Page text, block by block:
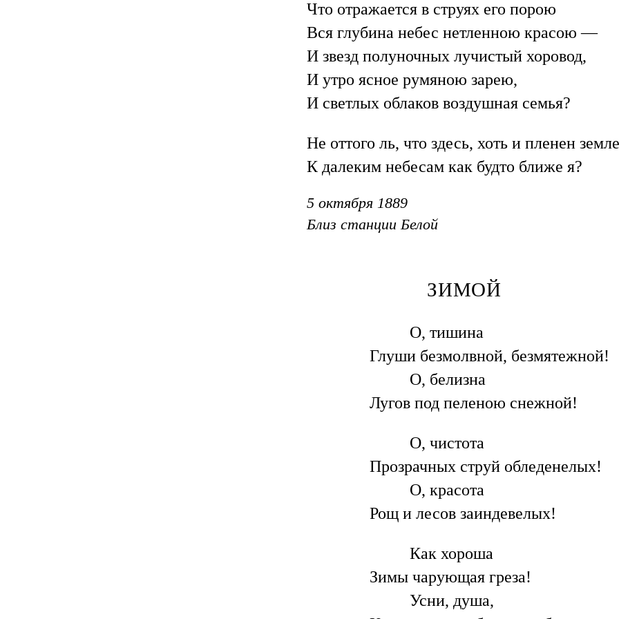
Что отражается в струях его порою
Вся глубина небес нетленною красою —
И звезд полуночных лучистый хоровод,
И утро ясное румяною зарею,
И светлых облаков воздушная семья?
Не оттого ль, что здесь, хоть и пленен
К далеким небесам как будто ближе я?
5 октября 1889
Близ станции Белой
ЗИМОЙ
О, тишина
Глуши безмолвной, безмятежной!
О, белизна
Лугов под пеленою снежной!
О, чистота
Прозрачных струй обледенелых!
О, красота
Рощ и лесов заиндевелых!
Как хороша
Зимы чарующая греза!
Усни, душа,